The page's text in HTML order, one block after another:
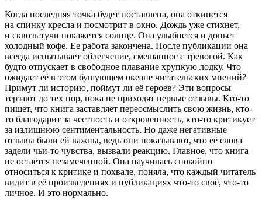
Когда последняя точка будет поставлена, она откинется
на спинку кресла и посмотрит в окно. Дождь уже стихнет,
и сквозь тучи покажется солнце. Она улыбнется и допьет
холодный кофе. Ее работа закончена. После публикации она
всегда испытывает облегчение, смешанное с тревогой. Как
будто отпускает в свободное плавание хрупкую лодку. Что
ожидает еë в этом бушующем океане читательских мнений?
Примут ли историю, поймут ли еë героев? Эти вопросы
терзают до тех пор, пока не приходят первые отзывы. Кто-то
пишет, что книга заставляет переосмыслить свою жизнь, кто-
то благодарит за честность и откровенность, кто-то критикует
за излишнюю сентиментальность. Но даже негативные
отзывы были ей важны, ведь они показывают, что еë слова
задели чьи-то чувства, вызвали реакцию. Главное, что книга
не остаëтся незамеченной. Она научилась спокойно
относиться к критике и похвале, поняла, что каждый читатель
видит в еë произведениях и публикациях что-то своë, что-то
личное. И это нормально.